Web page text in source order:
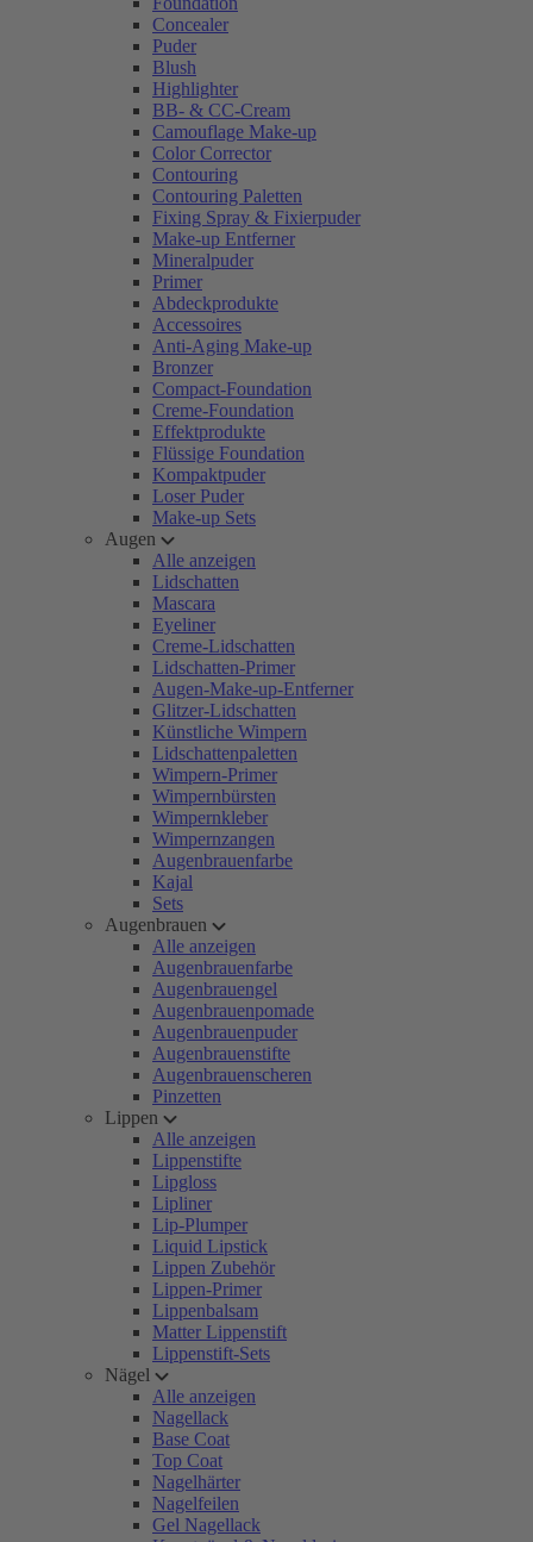
Concealer
Puder
Blush
Highlighter
BB- & CC-Cream
Camouflage Make-up
Color Corrector
Contouring
Contouring Paletten
Fixing Spray & Fixierpuder
Make-up Entferner
Mineralpuder
Primer
Abdeckprodukte
Accessoires
Anti-Aging Make-up
Bronzer
Compact-Foundation
Creme-Foundation
Effektprodukte
Flüssige Foundation
Kompaktpuder
Loser Puder
Make-up Sets
Augen
Alle anzeigen
Lidschatten
Mascara
Eyeliner
Creme-Lidschatten
Lidschatten-Primer
Augen-Make-up-Entferner
Glitzer-Lidschatten
Künstliche Wimpern
Lidschattenpaletten
Wimpern-Primer
Wimpernbürsten
Wimpernkleber
Wimpernzangen
Augenbrauenfarbe
Kajal
Sets
Augenbrauen
Alle anzeigen
Augenbrauenfarbe
Augenbrauengel
Augenbrauenpomade
Augenbrauenpuder
Augenbrauenstifte
Augenbrauenscheren
Pinzetten
Lippen
Alle anzeigen
Lippenstifte
Lipgloss
Lipliner
Lip-Plumper
Liquid Lipstick
Lippen Zubehör
Lippen-Primer
Lippenbalsam
Matter Lippenstift
Lippenstift-Sets
Nägel
Alle anzeigen
Nagellack
Base Coat
Top Coat
Nagelhärter
Nagelfeilen
Gel Nagellack